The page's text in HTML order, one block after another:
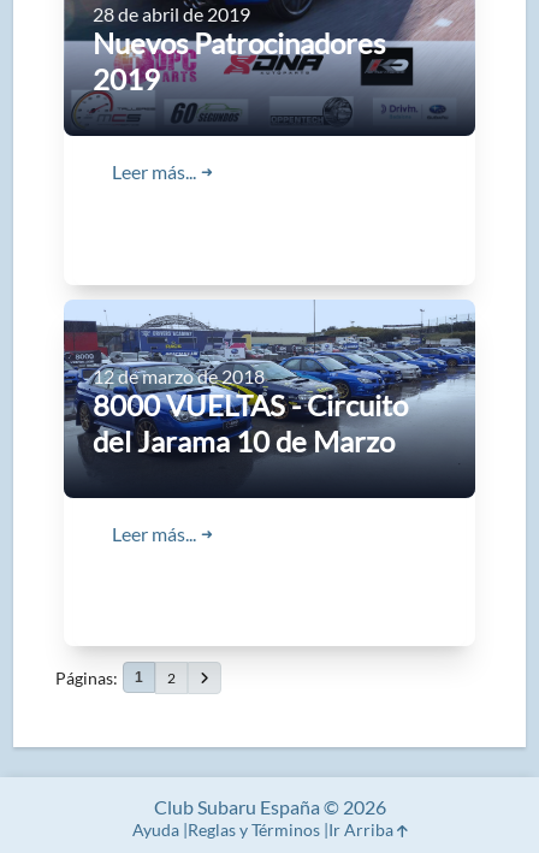
Nuevos Patrocinadores
2019
28 de abril de 2019
Leer más... ➜
8000 VUELTAS - Circuito
del Jarama 10 de Marzo
12 de marzo de 2018
Leer más... ➜
Páginas 1 2
Club Subaru España © 2026
Ayuda Reglas y Términos Ir Arriba